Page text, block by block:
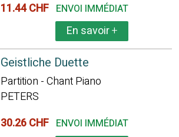
11.44 CHF ENVOI IMMÉDIAT
En savoir+
Geistliche Duette
Partition - Chant Piano
PETERS
30.26 CHF ENVOI IMMÉDIAT